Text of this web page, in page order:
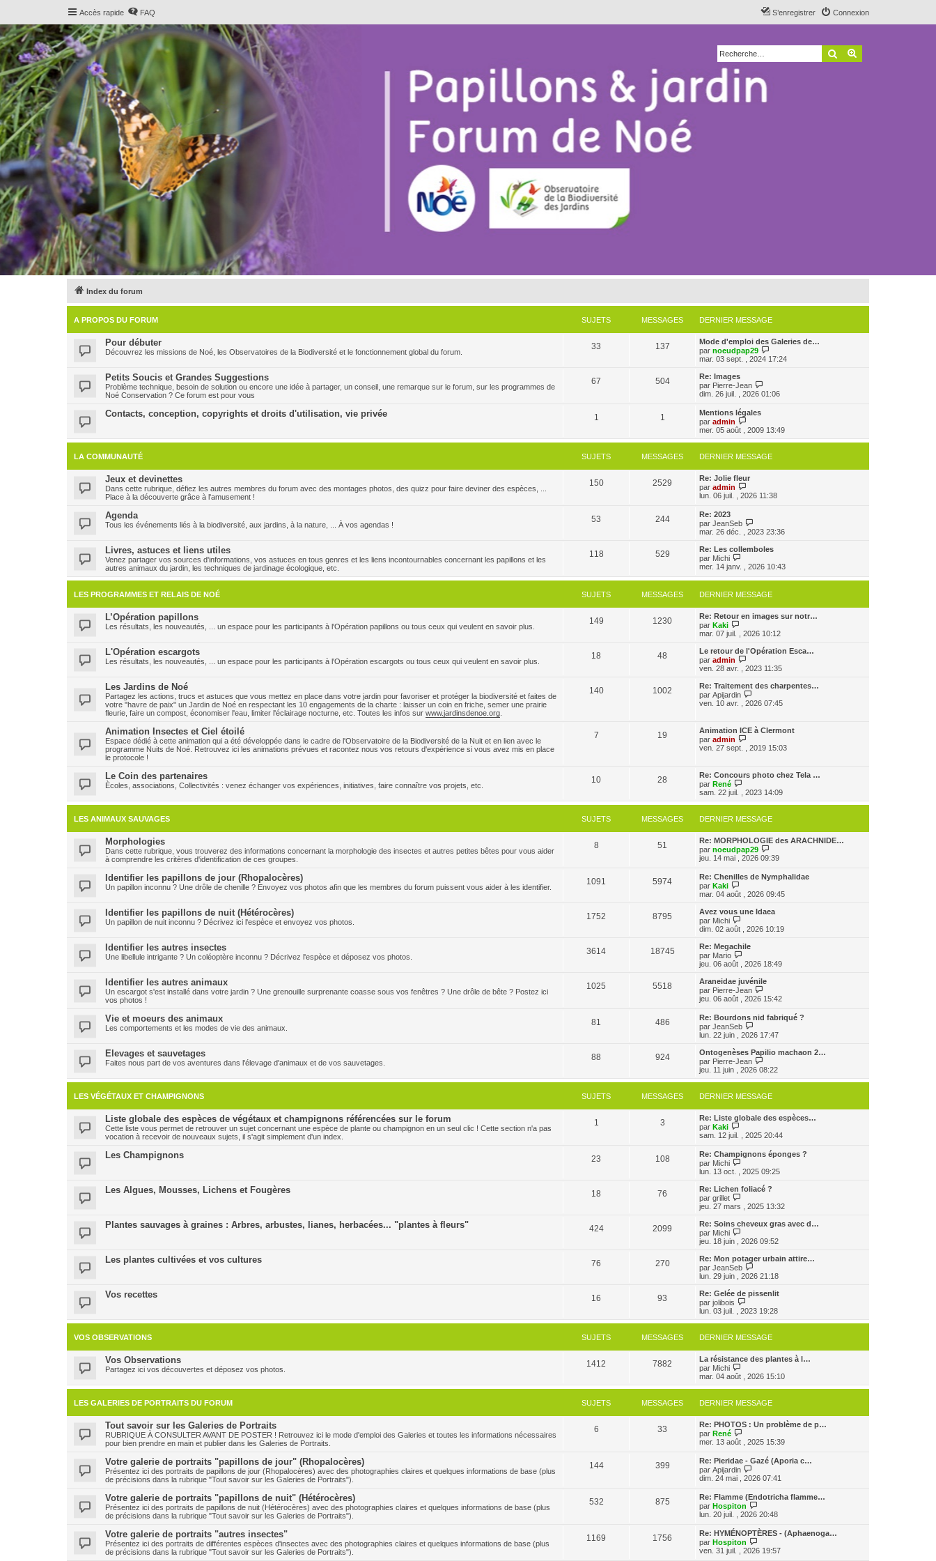
Accès rapide FAQ Connexion
S’enregistrer
Rechercher
Index du forum
A PROPOS DU FORUM SUJETS MESSAGES DERNIER MESSAGE
Pour débuter
Découvrez les missions de Noé, les Observatoires de la Biodiversité et le fonctionnement global du forum.
33 137
Mode d'emploi des Galeries de…
par noeudpap29
o
e
d
i
e
m
a
g
mar. 03 sept. , 2024 17:24
Petits Soucis et Grandes Suggestions
Problème technique, besoin de solution ou encore une idée à partager, un conseil, une remarque sur le forum, sur les programmes de
Noé Conservation ? Ce forum est pour vous
67 504
Re: Images
par Pierre-Jean
o
e
d
e
n
m
e
g
dim. 26 juil. , 2026 01:06
Contacts, conception, copyrights et droits d'utilisation, vie privée 1 1
Mentions légales
par admin
o
r
l
e
d
e
n
r
m
e
s
a
g
e
mer. 05 août , 2009 13:49
LA COMMUNAUTÉ SUJETS MESSAGES DERNIER MESSAGE
Jeux et devinettes
Dans cette rubrique, défiez les autres membres du forum avec des montages photos, des quizz pour faire deviner des espèces, ...
Place à la découverte grâce à l'amusement !
150 2529
Re: Jolie fleur
par admin
o
l
e
d
r
i
e
m
s
g
lun. 06 juil. , 2026 11:38
Agenda
Tous les événements liés à la biodiversité, aux jardins, à la nature, ... À vos agendas !
53 244
Re: 2023
par JeanSeb
o
r
e
d
e
n
e
m
e
s
s
a
g
mar. 26 déc. , 2023 23:36
Livres, astuces et liens utiles
Venez partager vos sources d'informations, vos astuces en tous genres et les liens incontournables concernant les papillons et les
autres animaux du jardin, les techniques de jardinage écologique, etc.
118 529
Re: Les collemboles
par Michi
r
l
e
d
e
n
e
r
m
e
s
a
g
mer. 14 janv. , 2026 10:43
LES PROGRAMMES ET RELAIS DE NOÉ SUJETS MESSAGES DERNIER MESSAGE
L’Opération papillons
Les résultats, les nouveautés, ... un espace pour les participants à l'Opération papillons ou tous ceux qui veulent en savoir plus.
149 1230
Re: Retour en images sur notr…
par Kaki
o
r
l
e
d
r
n
i
m
e
s
g
e
mar. 07 juil. , 2026 10:12
L'Opération escargots
Les résultats, les nouveautés, ... un espace pour les participants à l'Opération escargots ou tous ceux qui veulent en savoir plus.
18 48
Le retour de l'Opération Esca…
par admin
o
r
l
e
d
n
e
e
s
a
e
ven. 28 avr. , 2023 11:35
Les Jardins de Noé
Partagez les actions, trucs et astuces que vous mettez en place dans votre jardin pour favoriser et protéger la biodiversité et faites de
votre "havre de paix" un Jardin de Noé en respectant les 10 engagements de la charte : laisser un coin en friche, semer une prairie
fleurie, faire un compost, économiser l'eau, limiter l'éclairage nocturne, etc. Toutes les infos sur www.jardinsdenoe.org
140 1002
Re: Traitement des charpentes…
par Apijardin
o
e
d
e
i
r
m
s
g
e
ven. 10 avr. , 2026 07:45
Animation Insectes et Ciel étoilé
Espace dédié à cette animation qui a été développée dans le cadre de l'Observatoire de la Biodiversité de la Nuit et en lien avec le
programme Nuits de Noé. Retrouvez ici les animations prévues et racontez nous vos retours d'expérience si vous avez mis en place
le protocole !
7 19
Animation ICE à Clermont
par admin
o
e
d
e
r
i
r
m
e
s
a
e
ven. 27 sept. , 2019 15:03
Le Coin des partenaires
Ècoles, associations, Collectivités : venez échanger vos expériences, initiatives, faire connaître vos projets, etc.
10 28
Re: Concours photo chez Tela …
par René
o
r
l
e
d
e
r
n
e
m
e
s
a
g
sam. 22 juil. , 2023 14:09
LES ANIMAUX SAUVAGES SUJETS MESSAGES DERNIER MESSAGE
Morphologies
Dans cette rubrique, vous trouverez des informations concernant la morphologie des insectes et autres petites bêtes pour vous aider
à comprendre les critères d'identification de ces groupes.
8 51
Re: MORPHOLOGIE des ARACHNIDE…
par noeudpap29
o
l
e
d
r
i
e
g
jeu. 14 mai , 2026 09:39
Identifier les papillons de jour (Rhopalocères)
Un papillon inconnu ? Une drôle de chenille ? Envoyez vos photos afin que les membres du forum puissent vous aider à les identifier.
1091 5974
Re: Chenilles de Nymphalidae
par Kaki
o
r
d
e
r
n
i
r
m
e
s
a
g
mar. 04 août , 2026 09:45
Identifier les papillons de nuit (Hétérocères)
Un papillon de nuit inconnu ? Décrivez ici l'espèce et envoyez vos photos.
1752 8795
Avez vous une Idaea
par Michi
i
r
e
d
r
n
r
m
e
s
a
g
e
dim. 02 août , 2026 10:19
Identifier les autres insectes
Une libellule intrigante ? Un coléoptère inconnu ? Décrivez l'espèce et déposez vos photos.
3614 18745
Re: Megachile
par Mario
o
r
l
e
d
r
n
i
r
m
e
s
a
jeu. 06 août , 2026 18:49
Identifier les autres animaux
Un escargot s'est installé dans votre jardin ? Une grenouille surprenante coasse sous vos fenêtres ? Une drôle de bête ? Postez ici
vos photos !
1025 5518
Araneidae juvénile
par Pierre-Jean
o
e
d
r
i
e
m
s
s
a
g
jeu. 06 août , 2026 15:42
Vie et moeurs des animaux
Les comportements et les modes de vie des animaux.
81 486
Re: Bourdons nid fabriqué ?
par JeanSeb
o
r
l
e
d
e
r
n
i
e
m
s
a
g
lun. 22 juin , 2026 17:47
Elevages et sauvetages
Faites nous part de vos aventures dans l'élevage d'animaux et de vos sauvetages.
88 924
Ontogenèses Papilio machaon 2…
par Pierre-Jean
o
r
l
e
d
e
n
e
m
e
s
s
a
g
jeu. 11 juin , 2026 08:22
LES VÉGÉTAUX ET CHAMPIGNONS SUJETS MESSAGES DERNIER MESSAGE
Liste globale des espèces de végétaux et champignons référencées sur le forum
Cette liste vous permet de retrouver un sujet concernant une espèce de plante ou champignon en un seul clic ! Cette section n'a pas
vocation à recevoir de nouveaux sujets, il s'agit simplement d'un index.
1 3
Re: Liste globale des espèces…
par Kaki
i
r
l
e
d
r
r
e
s
a
g
sam. 12 juil. , 2025 20:44
Les Champignons 23 108
Re: Champignons éponges ?
par Michi
o
r
d
e
r
n
i
r
m
e
s
a
g
e
lun. 13 oct. , 2025 09:25
Les Algues, Mousses, Lichens et Fougères 18 76
Re: Lichen foliacé ?
par grillet
r
e
d
e
r
n
i
r
m
e
s
a
jeu. 27 mars , 2025 13:32
Plantes sauvages à graines : Arbres, arbustes, lianes, herbacées... "plantes à fleurs" 424 2099
Re: Soins cheveux gras avec d…
par Michi
o
r
e
d
r
n
i
e
m
s
g
e
jeu. 18 juin , 2026 09:52
Les plantes cultivées et vos cultures 76 270
Re: Mon potager urbain attire…
par JeanSeb
o
r
e
d
e
r
n
i
e
m
s
s
a
g
e
lun. 29 juin , 2026 21:18
Vos recettes 16 93
Re: Gelée de pissenlit
par jolibois
o
r
l
e
d
e
n
i
r
e
s
a
e
lun. 03 juil. , 2023 19:28
VOS OBSERVATIONS SUJETS MESSAGES DERNIER MESSAGE
Vos Observations
Partagez ici vos découvertes et déposez vos photos.
1412 7882
La résistance des plantes à l…
par Michi
r
l
e
d
e
e
r
m
e
s
a
g
mar. 04 août , 2026 15:10
LES GALERIES DE PORTRAITS DU FORUM SUJETS MESSAGES DERNIER MESSAGE
Tout savoir sur les Galeries de Portraits
RUBRIQUE À CONSULTER AVANT DE POSTER ! Retrouvez ici le mode d'emploi des Galeries et toutes les informations nécessaires
pour bien prendre en main et publier dans les Galeries de Portraits.
6 33
Re: PHOTOS : Un problème de p…
par René
o
i
l
e
d
r
n
i
r
m
e
mer. 13 août , 2025 15:39
Votre galerie de portraits "papillons de jour" (Rhopalocères)
Présentez ici des portraits de papillons de jour (Rhopalocères) avec des photographies claires et quelques informations de base (plus
de précisions dans la rubrique "Tout savoir sur les Galeries de Portraits").
144 399
Re: Pieridae - Gazé (Aporia c…
par Apijardin
o
l
e
d
r
n
i
dim. 24 mai , 2026 07:41
Votre galerie de portraits "papillons de nuit" (Hétérocères)
Présentez ici des portraits de papillons de nuit (Hétérocères) avec des photographies claires et quelques informations de base (plus
de précisions dans la rubrique "Tout savoir sur les Galeries de Portraits").
532 875
Re: Flamme (Endotricha flamme…
par Hospiton
o
r
l
e
d
lun. 20 juil. , 2026 20:48
Votre galerie de portraits "autres insectes"
Présentez ici des portraits de différentes espèces d'insectes avec des photographies claires et quelques informations de base (plus
de précisions dans la rubrique "Tout savoir sur les Galeries de Portraits").
1169 1756
Re: HYMÉNOPTÈRES - (Aphaenoga…
par Hospiton
o
ven. 31 juil. , 2026 19:57